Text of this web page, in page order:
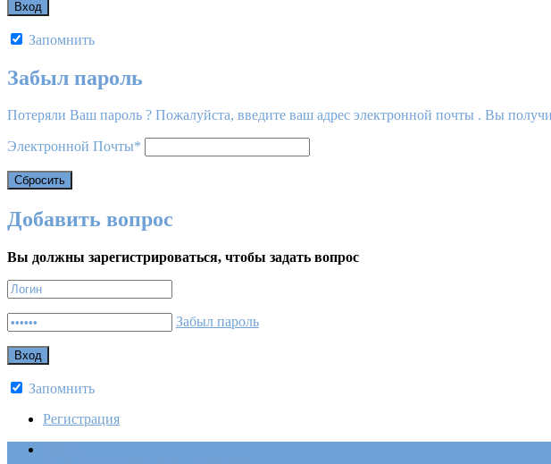
Запомнить
Забыл пароль
Потеряли Ваш пароль ? Пожалуйста, введите ваш адрес электронной почты . Вы
Электронной Почты*
Добавить вопрос
Вы должны зарегистрироваться, чтобы задать вопрос
Забыл пароль
Запомнить
Регистрация